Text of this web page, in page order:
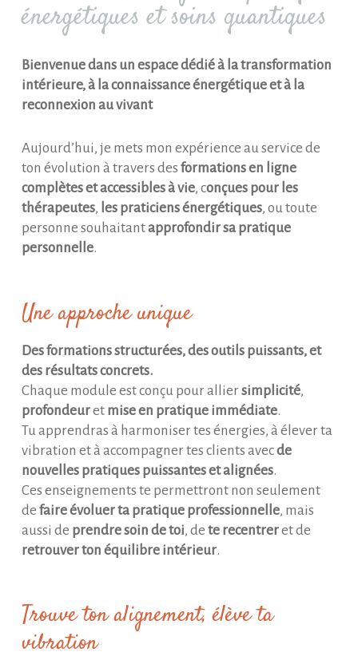
énergétiques et soins quantiques
Bienvenue dans un espace dédié à la transformation
intérieure, à la connaissance énergétique et à la
reconnexion au vivant
Aujourd’hui, je mets mon expérience au service de
ton évolution à travers des formations en ligne
complètes et accessibles à vie, conçues pour les
thérapeutes, les praticiens énergétiques, ou toute
personne souhaitantapprofondir sa pratique
personnelle.
Une approche unique
Des formations structurées, des outils puissants, et
des résultats concrets.
Chaque module est conçu pour alliersimplicité,
profondeuret mise en pratique immédiate.
Tu apprendras à harmoniser tes énergies, à élever ta
vibration et à accompagner tes clients avecde
nouvelles pratiques puissantes et alignées.
Ces enseignements te permettront non seulement
de faire évoluer ta pratique professionnelle, mais
aussi de prendre soin de toi, de te recentreret de
retrouver ton équilibre intérieur.
Trouve ton alignement, élève ta
vibration